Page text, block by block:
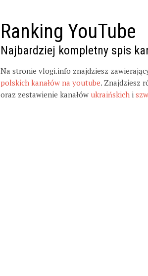
Ranking YouTube
Najbardziej kompletny spis
Na stronie vlogi.info znajdziesz
polskich kanałów na youtube. Znajdziesz
oraz zestawienie kanałów ukraińskich i